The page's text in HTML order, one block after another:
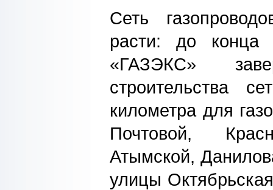
Сеть
расти: до конца
«ГАЗЭКС»
строительства
километра для
Почтовой,
Атымской,
улицы